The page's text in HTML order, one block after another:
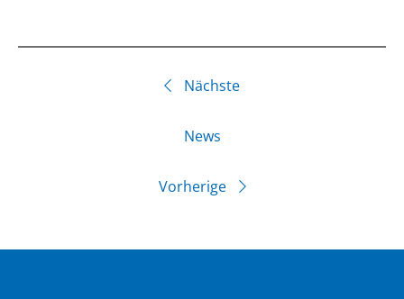
Nächste
News
Vorherige